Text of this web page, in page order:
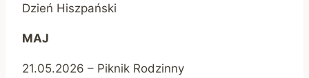
Dzień Hiszpański
MAJ
21.05.2026 – Piknik Rodzinny